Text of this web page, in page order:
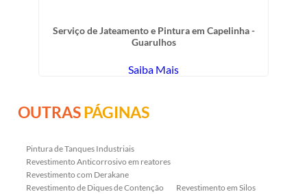
Serviço de Jateamento e Pintura em Capelinha -
Guarulhos
Saiba Mais
OUTRASPÁGINAS
Pintura de Tanques Industriais
Revestimento Anticorrosivo em reatores
Revestimento com Derakane
Revestimento de Diques de Contenção
Revestimento em Silos